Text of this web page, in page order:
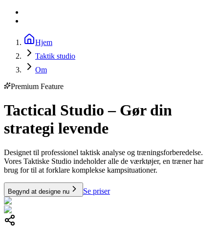
Hjem
Taktik studio
Om
Premium Feature
Tactical Studio – Gør din
strategi levende
Designet til professionel taktisk analyse og træningsforberedelse.
Vores Taktiske Studio indeholder alle de værktøjer, en træner har
brug for til at forklare komplekse kampsituationer.
Begynd at designe nu Se priser